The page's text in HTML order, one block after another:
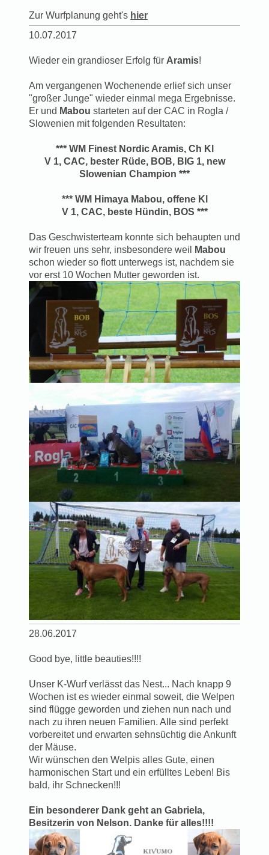
Zur Wurfplanung geht's hier
10.07.2017
Wieder ein grandioser Erfolg für Aramis!
Am vergangenen Wochenende erlief sich unser
"großer Junge" wieder einmal mega Ergebnisse.
Er und Mabou starteten auf der CAC in Rogla /
Slowenien mit folgenden Resultaten:
*** WM Finest Nordic Aramis, Ch Kl
V 1, CAC, bester Rüde, BOB, BIG 1, new
Slowenian Champion ***
*** WM Himaya Mabou, offene Kl
V 1, CAC, beste Hündin, BOS ***
Das Geschwisterteam konnte sich behaupten und
wir freuen uns sehr, insbesondere weil
Mabou
schon wieder so flott unterwegs ist, nachdem sie
vor erst 10 Wochen Mutter geworden ist.
28.06.2017
Good bye, little beauties!!!!
Unser K-Wurf verlässt das Nest... Nach knapp 9
Wochen ist es wieder einmal soweit, die Welpen
sind flügge geworden und ziehen nun nach und
nach zu ihren neuen Familien. Alle sind perfekt
vorbereitet und erwarten sehnsüchtig die Ankunft
der Mäuse.
Wir wünschen den Welpis alles Gute, einen
harmonischen Start und ein erfülltes Leben! Bis
bald, ihr Schnecken!!!
Ein besonderer Dank geht an Gabriela,
Besitzerin von Nelson. Danke für alles!!!!